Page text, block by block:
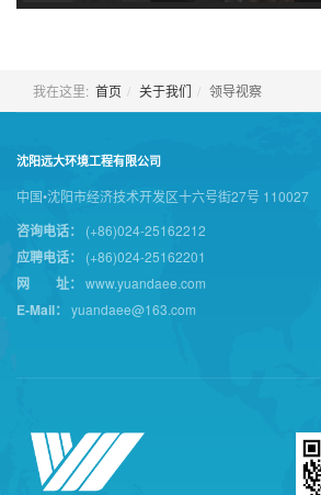
我在这里: 首页 关于我们 领导视察
沈阳远大环境工程有限公司
中国•沈阳市经济技术开发区十六号街27号 110027
咨询电话： (+86)024-25162212
应聘电话： (+86)024-25162201
网 址： www.yuandaee.com
E-Mail： yuandaee@163.com